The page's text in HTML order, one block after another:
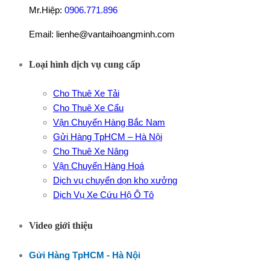
Mr.Hiệp: 0906.771.896
Email: lienhe@vantaihoangminh.com
Loại hình dịch vụ cung cấp
Cho Thuê Xe Tải
Cho Thuê Xe Cẩu
Vận Chuyển Hàng Bắc Nam
Gửi Hàng TpHCM – Hà Nội
Cho Thuê Xe Nâng
Vận Chuyển Hàng Hoá
Dịch vụ chuyển dọn kho xưởng
Dịch Vụ Xe Cứu Hộ Ô Tô
Video giới thiệu
Gửi Hàng TpHCM - Hà Nội